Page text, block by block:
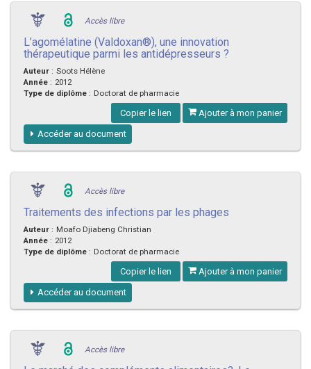
Accès libre
L’agomélatine (Valdoxan®), une innovation
thérapeutique parmi les antidépresseurs ?
Auteur : Soots Hélène
Année : 2012
Type de diplôme : Doctorat de pharmacie
Copier le lien Ajouter à mon panier
Accéder au document
Accès libre
Traitements des infections par les phages
Auteur : Moafo Djiabeng Christian
Année : 2012
Type de diplôme : Doctorat de pharmacie
Copier le lien Ajouter à mon panier
Accéder au document
Accès libre